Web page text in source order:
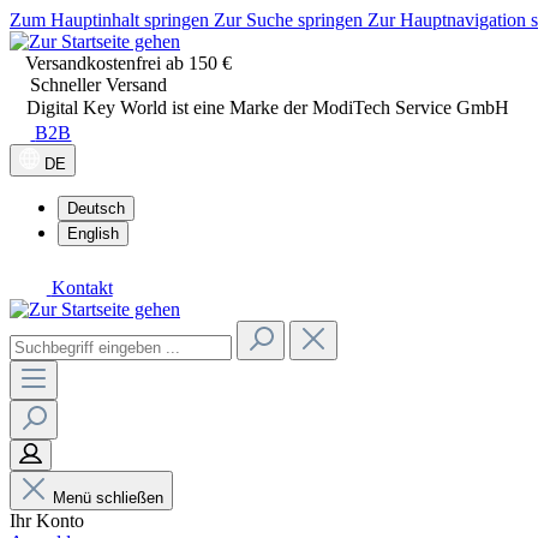
Zum Hauptinhalt springen Zur Suche springen Zur Hauptnavigation
Versandkostenfrei ab 150 €
Schneller Versand
Digital Key World ist eine Marke der ModiTech Service GmbH
B2B
DE
Deutsch
English
Kontakt
Menü schließen
Ihr Konto